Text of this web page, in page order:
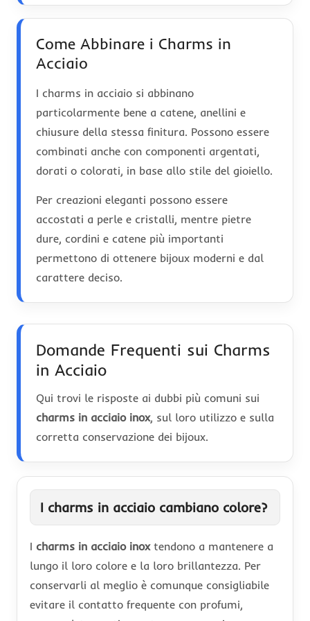
Come Abbinare i Charms in
Acciaio
I charms in acciaio si abbinano
particolarmente bene a catene, anellini e
chiusure della stessa finitura. Possono essere
combinati anche con componenti argentati,
dorati o colorati, in base allo stile del gioiello.
Per creazioni eleganti possono essere
accostati a perle e cristalli, mentre pietre
dure, cordini e catene più importanti
permettono di ottenere bijoux moderni e dal
carattere deciso.
Domande Frequenti sui Charms
in Acciaio
Qui trovi le risposte ai dubbi più comuni sui
charms in acciaio inox, sul loro utilizzo e sulla
corretta conservazione dei bijoux.
I charms in acciaio cambiano colore?
I charms in acciaio inoxtendono a mantenere a
lungo il loro colore e la loro brillantezza. Per
conservarli al meglio è comunque consigliabile
evitare il contatto frequente con profumi,